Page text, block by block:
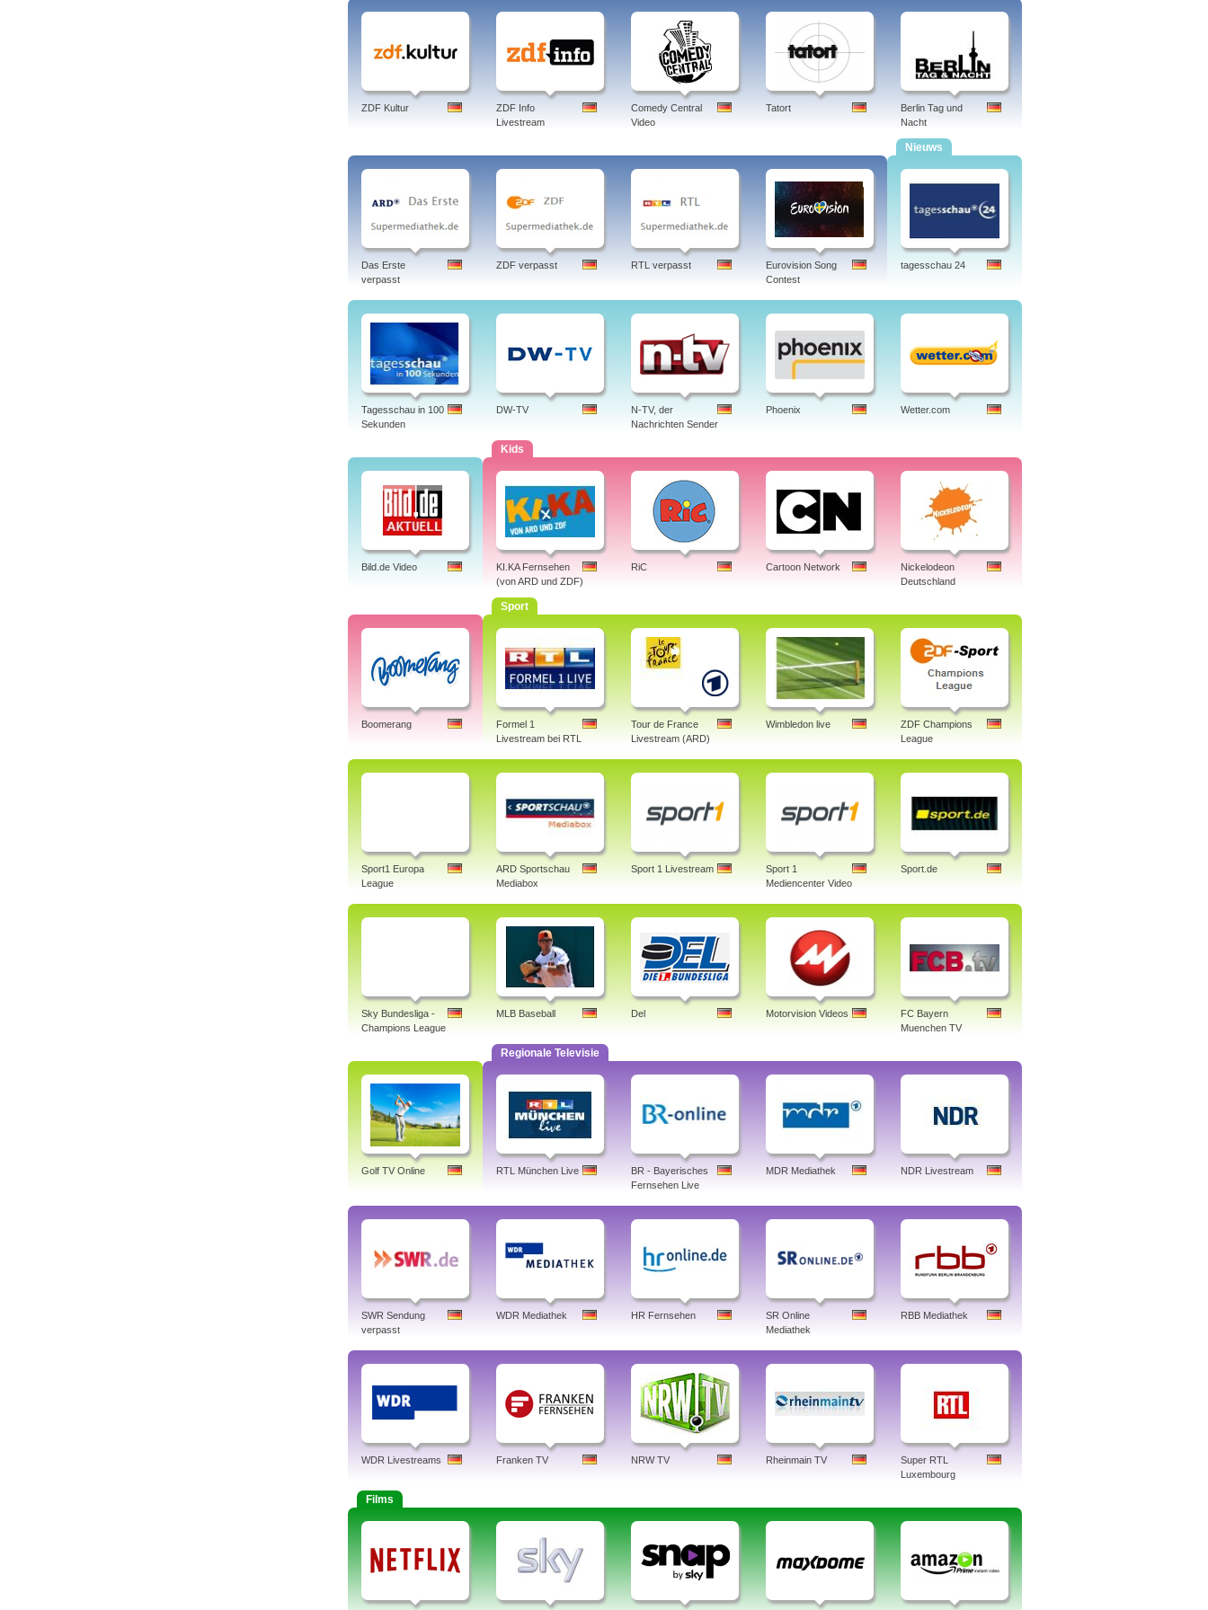
Beliebt sind auf ARTE auch Übertragungen kultureller Veranstaltungen von klassischen Ballettaufführungen bis zu
Rockkonzerten. ARTE wird nicht nur in das deutsche und französische Kabelnetz eingespeist, sondern auch in die Netze
zahlreicher weiterer europäischer Länder, sowie in Asien. Das Streaming Portal ARTE+7 ist dagegen nur im deutschen und
französischen Raum zugänglich.
Tags: arte, programm, artemis, live, arteriosklerose, arterielle hypertonie, artemide, artefakt, arte 7, arterie, tv
ZDF Kultur
ZDF Info
Livestream
Comedy Central
Video
Tatort
Berlin Tag und
Nacht
Das Erste
verpasst
ZDF verpasst RTL verpasst
Eurovision Song
Contest
Nieuws
tagesschau 24
Tagesschau in 100
Sekunden
DW-TV
N-TV, der
Nachrichten Sender
Phoenix Wetter.com
Bild.de Video
Kids
KI.KA Fernsehen
(von ARD und ZDF)
RiC Cartoon Network
Nickelodeon
Deutschland
Boomerang
Sport
Formel 1
Livestream bei RTL
Tour de France
Livestream (ARD)
Wimbledon live
ZDF Champions
League
Sport1 Europa
League
ARD Sportschau
Mediabox
Sport 1 Livestream
Sport 1
Mediencenter Video
Sport.de
Sky Bundesliga -
Champions League
MLB Baseball Del Motorvision Videos
FC Bayern
Muenchen TV
Golf TV Online
Regionale Televisie
RTL München Live
BR - Bayerisches
Fernsehen Live
MDR Mediathek NDR Livestream
SWR Sendung
verpasst
WDR Mediathek HR Fernsehen
SR Online
Mediathek
RBB Mediathek
WDR Livestreams Franken TV NRW TV Rheinmain TV
Super RTL
Luxembourg
Films